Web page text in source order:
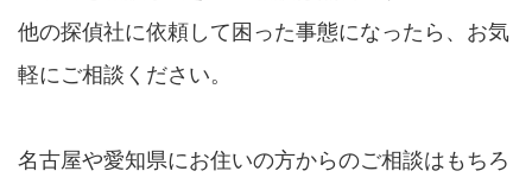
他の探偵社に依頼して困った事態になったら、お気
軽にご相談ください。
名古屋や愛知県にお住いの方からのご相談はもちろ